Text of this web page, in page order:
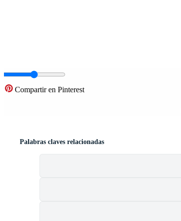
Compartir en Pinterest
Palabras claves relacionadas